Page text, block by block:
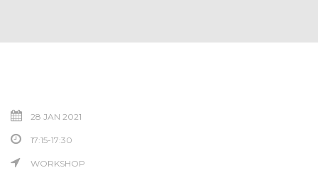
28 JAN 2021
17:15-17:30
WORKSHOP